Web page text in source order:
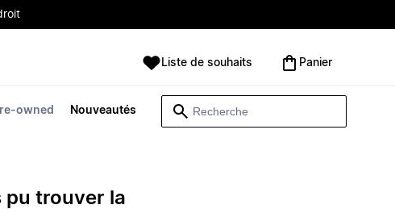
owned Nouveautés
Liste de souhaits Panier
pu trouver la